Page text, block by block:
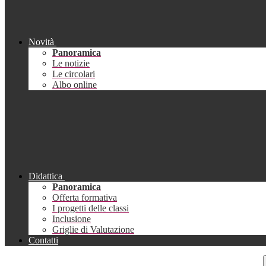
Novità
Panoramica
Le notizie
Le circolari
Albo online
Didattica
Panoramica
Offerta formativa
I progetti delle classi
Inclusione
Griglie di Valutazione
Contatti